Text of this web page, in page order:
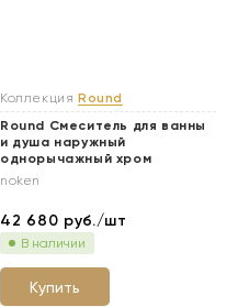
Коллекция Round
Round Смеситель для ванны
и душа наружный
однорычажный хром
noken
42 680 руб./шт
В наличии
Купить